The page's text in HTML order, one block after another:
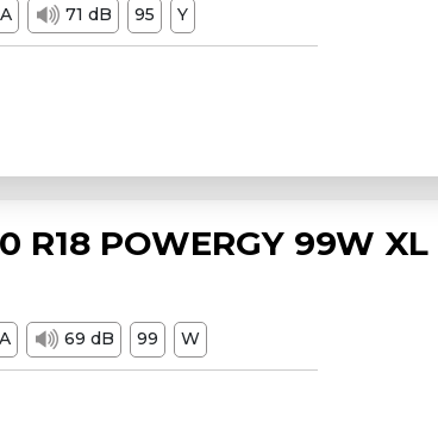
A 71 dB 95 Y
R18 POWERGY 99W XL
A 69 dB 99 W